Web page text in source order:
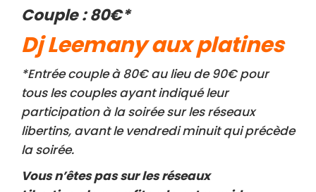
Couple : 80€*
Dj Leemany aux platines
*Entrée couple à 80€ au lieu de 90€ pour
tous les couples ayant indiqué leur
participation à la soirée sur les réseaux
libertins, avant le vendredi minuit qui précède
la soirée.
Vous n’êtes pas sur les réseaux